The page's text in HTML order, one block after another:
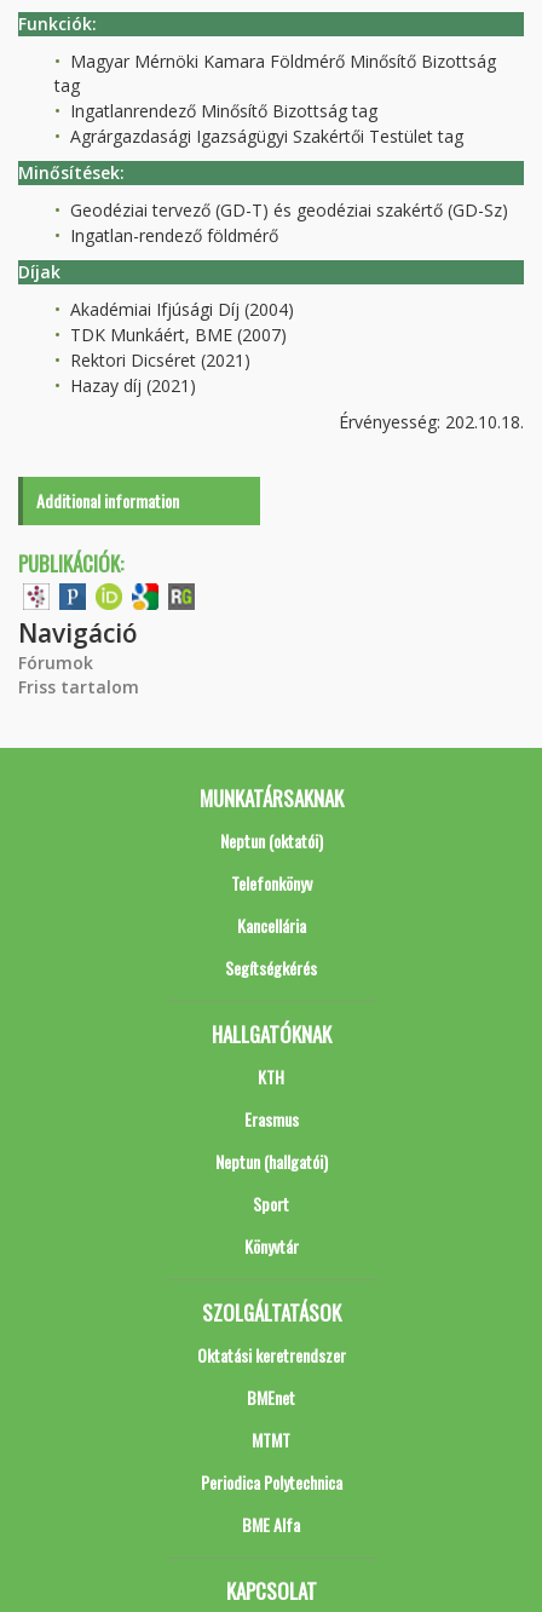
Funkciók:
Magyar Mérnöki Kamara Földmérő Minősítő Bizottság
tag
Ingatlanrendező Minősítő Bizottság tag
Agrárgazdasági Igazságügyi Szakértői Testület tag
Minősítések:
Geodéziai tervező (GD-T) és geodéziai szakértő (GD-Sz)
Ingatlan-rendező földmérő
Díjak
Akadémiai Ifjúsági Díj (2004)
TDK Munkáért, BME (2007)
Rektori Dicséret (2021)
Hazay díj (2021)
Érvényesség: 202.10.18.
Additional information
PUBLIKÁCIÓK:
Navigáció
Fórumok
Friss tartalom
MUNKATÁRSAKNAK
Neptun (oktatói)
Telefonkönyv
Kancellária
Segítségkérés
HALLGATÓKNAK
KTH
Erasmus
Neptun (hallgatói)
Sport
Könyvtár
SZOLGÁLTATÁSOK
Oktatási keretrendszer
BMEnet
MTMT
Periodica Polytechnica
BME Alfa
KAPCSOLAT